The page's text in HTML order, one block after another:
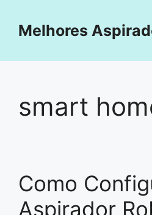
paraMelhores
smart
Como
Aspirador